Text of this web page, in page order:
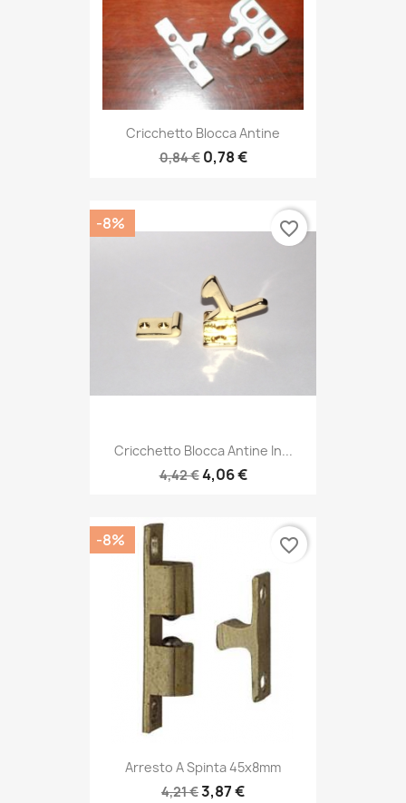
Cricchetto Blocca Antine
0,84 € 0,78 €
Cricchetto Blocca Antine In...
4,42 €4,06 €
-8% favorite_border
Arresto A Spinta 45x8mm
4,21 €3,87 €
-8% favorite_border